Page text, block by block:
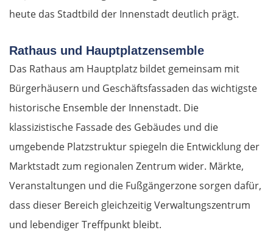
heute das Stadtbild der Innenstadt deutlich prägt.
Rathaus und Hauptplatzensemble
Das Rathaus am Hauptplatz bildet gemeinsam mit
Bürgerhäusern und Geschäftsfassaden das wichtigste
historische Ensemble der Innenstadt. Die
klassizistische Fassade des Gebäudes und die
umgebende Platzstruktur spiegeln die Entwicklung der
Marktstadt zum regionalen Zentrum wider. Märkte,
Veranstaltungen und die Fußgängerzone sorgen dafür,
dass dieser Bereich gleichzeitig Verwaltungszentrum
und lebendiger Treffpunkt bleibt.